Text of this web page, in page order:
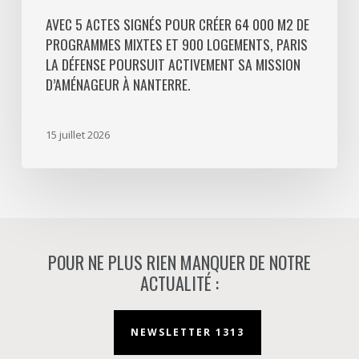
Défense
poursuit
activement
AVEC 5 ACTES SIGNÉS POUR CRÉER 64 000 M2 DE
PROGRAMMES MIXTES ET 900 LOGEMENTS, PARIS
LA DÉFENSE POURSUIT ACTIVEMENT SA MISSION
D’AMÉNAGEUR À NANTERRE.
15 juillet 2026
POUR NE PLUS RIEN MANQUER DE NOTRE
ACTUALITÉ :
NEWSLETTER 1313